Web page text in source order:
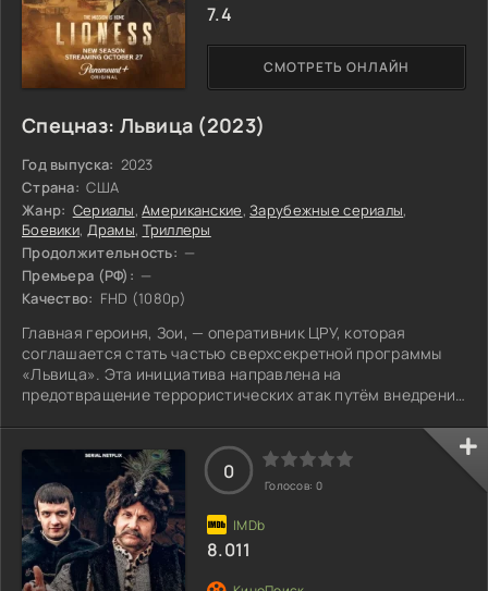
Спецназ: Львица (2023)
Год выпуска: 2023
Страна: США
Жанр: Сериалы,Американские,Зарубежные сериалы,
Боевики, Драмы, Триллеры
Продолжительность: —
Премьера (РФ): —
Качество: FHD (1080p)
Главная героиня, Зои, — оперативник ЦРУ, которая
соглашается стать частью сверхсекретной программы
«Львица». Эта инициатива направлена на
предотвращение террористических атак путём внедрения
работать под прикрытием, маневрируя в опасном мире
шпионажа, где каждый шаг может стать роковым. Её
основная задача — сблизиться с влиятельной дочерью
крупного международного финансиста, связанного с
террористами. В ходе операции Зои сталкивается с
СМОТРЕТЬ ОНЛАЙН
7.4
0
Голосов: 0
8.011